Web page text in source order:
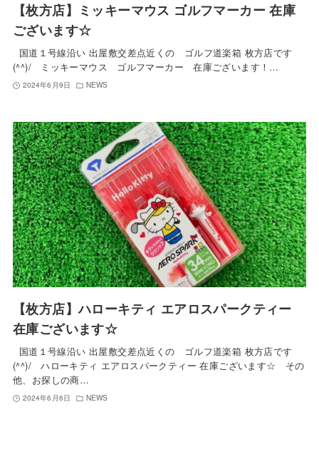
【枚方店】ミッキーマウス ゴルフマーカー 在庫
ございます☆
国道１号線沿い 出屋敷交差点近くの ゴルフ道楽箱 枚方店です
(^^)/ ミッキーマウス ゴルフマーカー 在庫ございます！…
2024年6月9日 NEWS
【枚方店】ハローキティ エアロスパークティー
在庫ございます☆
国道１号線沿い 出屋敷交差点近くの ゴルフ道楽箱 枚方店です
(^^)/ ハローキティ エアロスパークティー 在庫ございます☆ その
他、お探しの商…
2024年6月6日 NEWS